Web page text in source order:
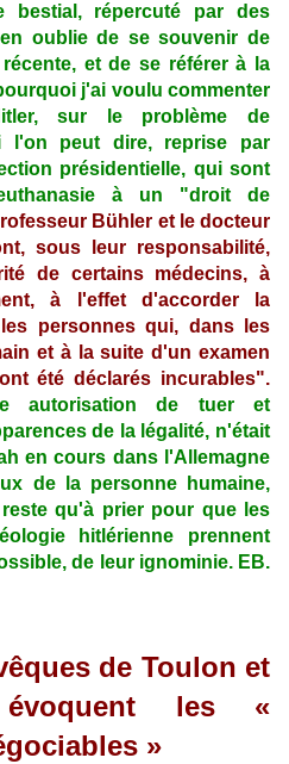
bestial, répercuté par des
oublie de se souvenir de
et de se référer à la
j'ai voulu commenter
sur le problème de
l'on peut dire, reprise par
présidentielle, qui sont
à un "droit de
Bühler et le docteur
sous leur responsabilité,
de certains médecins, à
à l'effet d'accorder la
personnes qui, dans les
et à la suite d'un examen
été déclarés incurables".
autorisation de tuer et
de la légalité, n'était
en cours dans l'Allemagne
de la personne humaine,
qu'à prier pour que les
hitlérienne prennent
de leur ignominie. EB.
de Toulon et
les «
»